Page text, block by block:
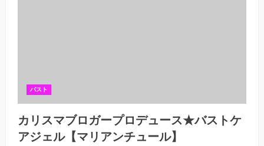
バスト
カリスマブロガープロデュース★バストケ
アジェル【マリアンチュール】